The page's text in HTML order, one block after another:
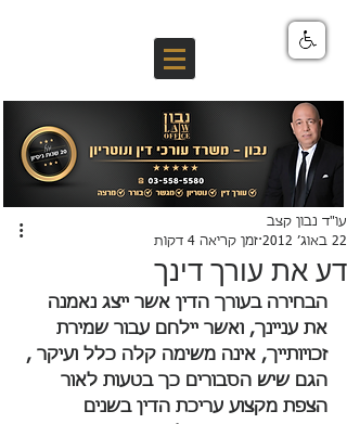
דע את עורך דינך
עו"ד נבון קצב
22 באוג׳ 2012
זמן קריאה 4 דקות
הבחירה בעורך הדין אשר ייצג נאמנה
את עניינך, ואשר יילחם עבור שמירת
זכויותייך, אינה משימה קלה כלל ועיקר ,
הגם שיש הסבורים כך בטעות לאור
הצפת מקצוע עריכת הדין בשנים